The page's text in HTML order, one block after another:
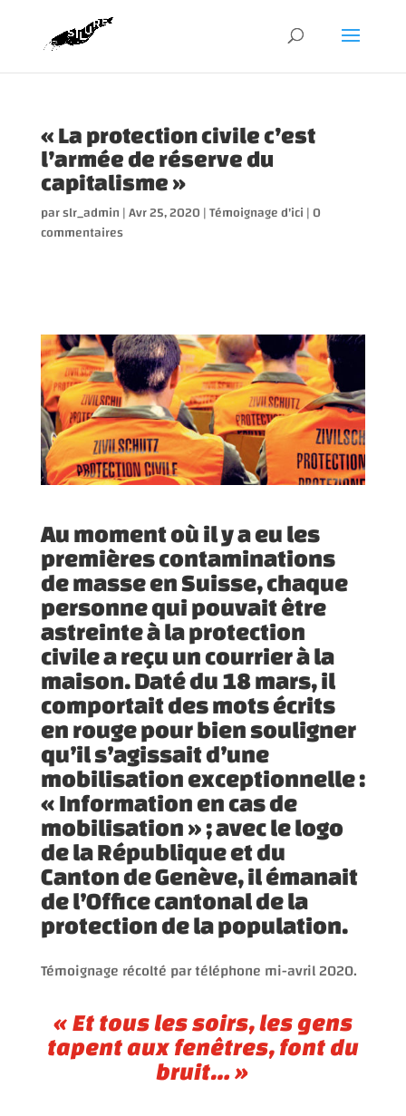
« La protection civile c’est
l’armée de réserve du
capitalisme »
parslr_admin|Avr 25, 2020|Témoignage d'ici|0
commentaires
Au moment où il y a eu les
premières contaminations
de masse en Suisse, chaque
personne qui pouvait être
astreinte à la protection
civile a reçu un courrier à la
maison. Daté du 18 mars, il
comportait des mots écrits
en rouge pour bien souligner
qu’il s’agissait d’une
mobilisation exceptionnelle :
« Information en cas de
mobilisation » ; avec le logo
de la République et du
Canton de Genève, il émanait
de l’Office cantonal de la
protection de la population.
Témoignage récolté par téléphone mi-avril 2020.
« Et tous les soirs, les gens
tapent aux fenêtres, font du
bruit… »